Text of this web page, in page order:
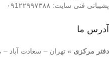
پشیبانی فنی سایت: ۰۹1۲۲۹۹۷۳۸۸
آدرس ما
دفتر مرکزی » تهران – سعادت آباد